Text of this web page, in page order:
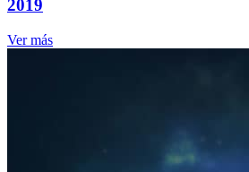
2019
Ver más